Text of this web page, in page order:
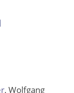
, Wolfgang